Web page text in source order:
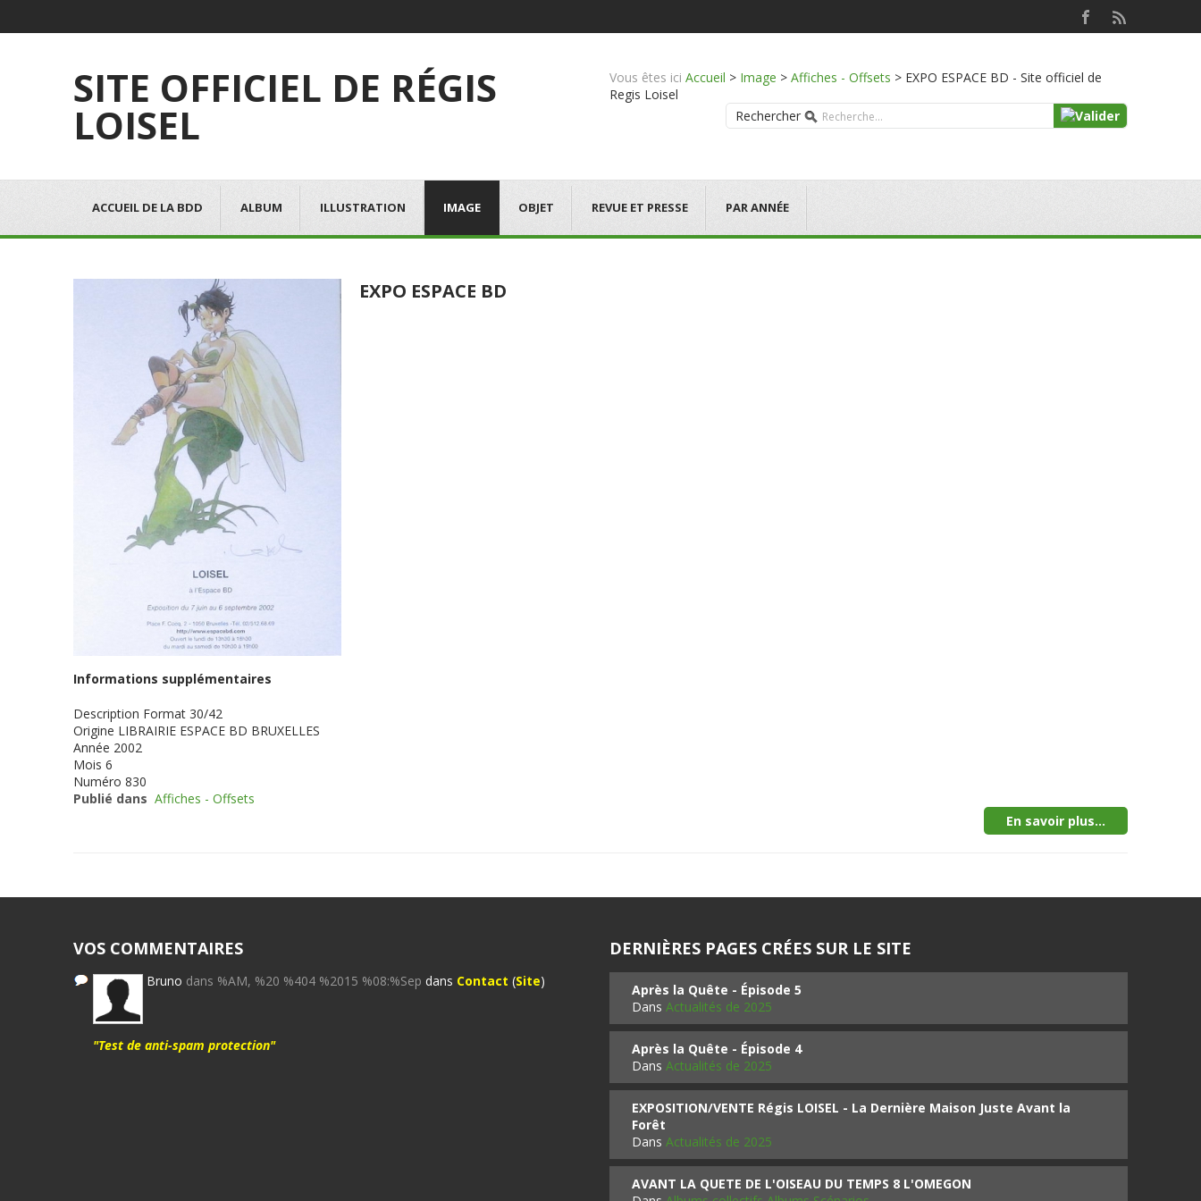
SITE OFFICIEL DE RÉGIS
LOISEL
Vous êtes ici Accueil > Image > Affiches - Offsets > EXPO ESPACE BD - Site officiel de
Regis Loisel
Rechercher
ACCUEIL DE LA BDD ALBUM ILLUSTRATION IMAGE OBJET REVUE ET PRESSE PAR ANNÉE
EXPO ESPACE BD
Informations supplémentaires
Description Format 30/42
Origine LIBRAIRIE ESPACE BD BRUXELLES
Année 2002
Mois 6
Numéro 830
Publié dans Affiches - Offsets
En savoir plus...
VOS COMMENTAIRES
Bruno dans %AM, %20 %404 %2015 %08:%Sep dans Contact (Site)
"Test de anti-spam protection"
DERNIÈRES PAGES CRÉES SUR LE SITE
Après la Quête - Épisode 5
Dans Actualités de 2025
Après la Quête - Épisode 4
Dans Actualités de 2025
EXPOSITION/VENTE Régis LOISEL - La Dernière Maison Juste Avant la
Forêt
Dans Actualités de 2025
AVANT LA QUETE DE L'OISEAU DU TEMPS 8 L'OMEGON